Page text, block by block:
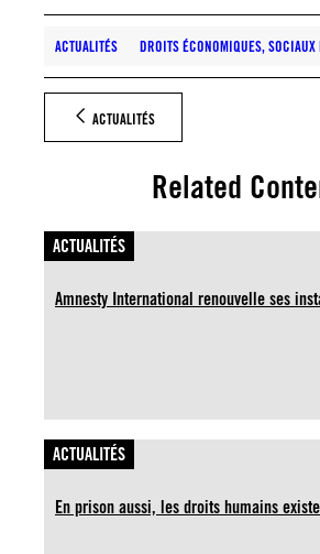
ACTUALITÉS DROITS ÉCONOMIQUES, SOCIAUX
ACTUALITÉS
Related
ACTUALITÉS
Amnesty International renouvelle ses
ACTUALITÉS
En prison aussi, les droits humains